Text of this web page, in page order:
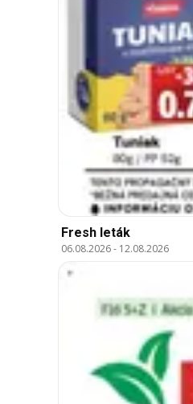
Fresh leták
06.08.2026- 12.08.2026